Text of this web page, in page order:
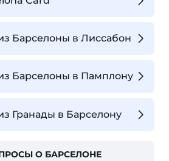
Барселоны в Лиссабон
Барселоны в Памплону
Гранады в Барселону
О БАРСЕЛОНЕ